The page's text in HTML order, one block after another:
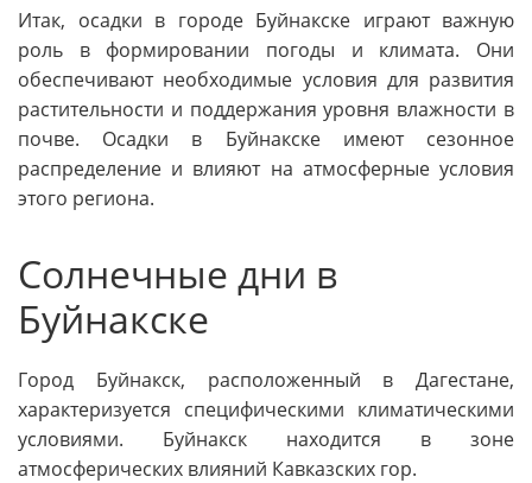
Итак, осадки в городе Буйнакске играют важную
роль в формировании погоды и климата. Они
обеспечивают необходимые условия для развития
растительности и поддержания уровня влажности в
почве. Осадки в Буйнакске имеют сезонное
распределение и влияют на атмосферные условия
этого региона.
Солнечные дни в
Буйнакске
Город Буйнакск, расположенный в Дагестане,
характеризуется специфическими климатическими
условиями. Буйнакск находится в зоне
атмосферических влияний Кавказских гор.